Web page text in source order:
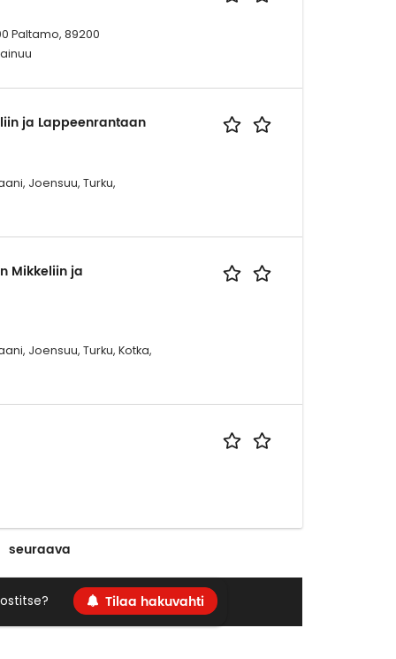
Paltamo, 89200
ja Lappeenrantaan
Joensuu, Turku,
Mikkeliin ja
Joensuu, Turku, Kotka,
seuraava
Tilaa hakuvahti